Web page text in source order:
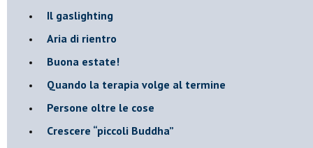
Il gaslighting
Aria di rientro
Buona estate!
​Quando la terapia volge al termine
​Persone oltre le cose
​Crescere “piccoli Buddha”